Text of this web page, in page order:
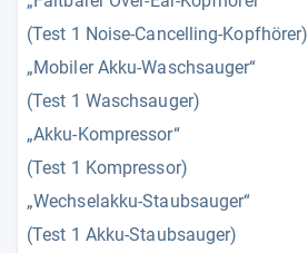
(Test 1 Noise-Cancelling-Kopfhörer)
„Mobiler Akku-Waschsauger“
(Test 1 Waschsauger)
„Akku-Kompressor“
(Test 1 Kompressor)
„Wechselakku-Staubsauger“
(Test 1 Akku-Staubsauger)